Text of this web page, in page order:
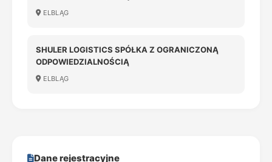
ELBLĄG
SHULER LOGISTICS SPÓŁKA Z OGRANICZONĄ
ODPOWIEDZIALNOŚCIĄ
ELBLĄG
Dane rejestracyjne